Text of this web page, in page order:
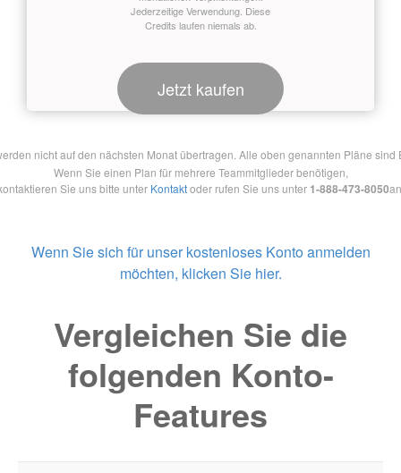
Jederzeitige Verwendung. Diese
Credits laufen niemals ab.
Jetzt kaufen
nicht auf den nächsten Monat übertragen. Alle oben genannten Pläne
Wenn Sie einen Plan für mehrere Teammitglieder benötigen,
Sie uns bitte unter Kontaktoder rufen Sie uns unter 1-888-473-8050
Wenn Sie sich für unser kostenloses Konto anmelden
möchten, klicken Sie hier.
Vergleichen Sie die
folgenden Konto-
Features